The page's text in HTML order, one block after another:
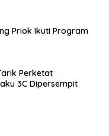
Priok Ikuti Program
Perketat
3C Dipersempit